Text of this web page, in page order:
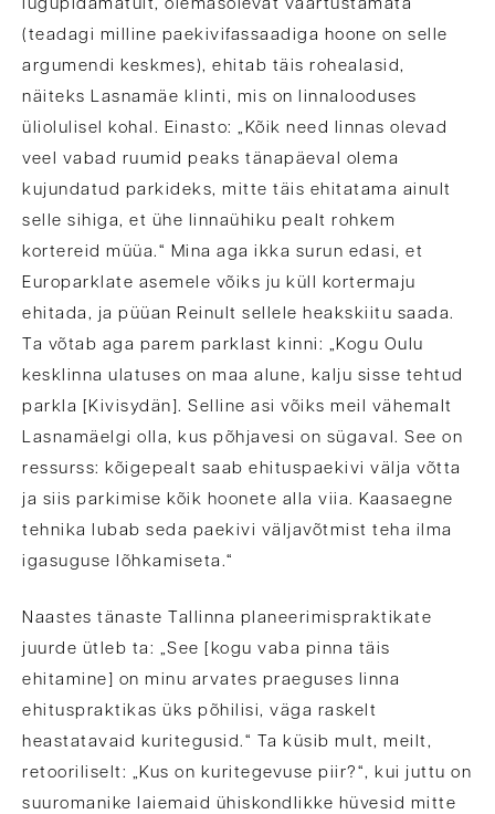
lugupidamatult, olemasolevat väärtustamata
(teadagi milline paekivifassaadiga hoone on selle
argumendi keskmes), ehitab täis rohealasid,
näiteks Lasnamäe klinti, mis on linnalooduses
üliolulisel kohal. Einasto: „Kõik need linnas olevad
veel vabad ruumid peaks tänapäeval olema
kujundatud parkideks, mitte täis ehitatama ainult
selle sihiga, et ühe linnaühiku pealt rohkem
kortereid müüa.“ Mina aga ikka surun edasi, et
Europarklate asemele võiks ju küll kortermaju
ehitada, ja püüan Reinult sellele heakskiitu saada.
Ta võtab aga parem parklast kinni: „Kogu Oulu
kesklinna ulatuses on maa alune, kalju sisse tehtud
parkla [Kivisydän]. Selline asi võiks meil vähemalt
Lasnamäelgi olla, kus põhjavesi on sügaval. See on
ressurss: kõigepealt saab ehituspaekivi välja võtta
ja siis parkimise kõik hoonete alla viia. Kaasaegne
tehnika lubab seda paekivi väljavõtmist teha ilma
igasuguse lõhkamiseta.“
Naastes tänaste Tallinna planeerimispraktikate
juurde ütleb ta: „See [kogu vaba pinna täis
ehitamine] on minu arvates praeguses linna
ehituspraktikas üks põhilisi, väga raskelt
heastatavaid kuritegusid.“ Ta küsib mult, meilt,
retooriliselt: „Kus on kuritegevuse piir?“, kui juttu on
suuromanike laiemaid ühiskondlikke hüvesid mitte